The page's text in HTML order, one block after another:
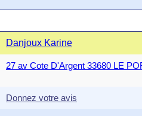
Danjoux Karine
27 av Cote D'Argent 33680 LE
Donnez votre avis